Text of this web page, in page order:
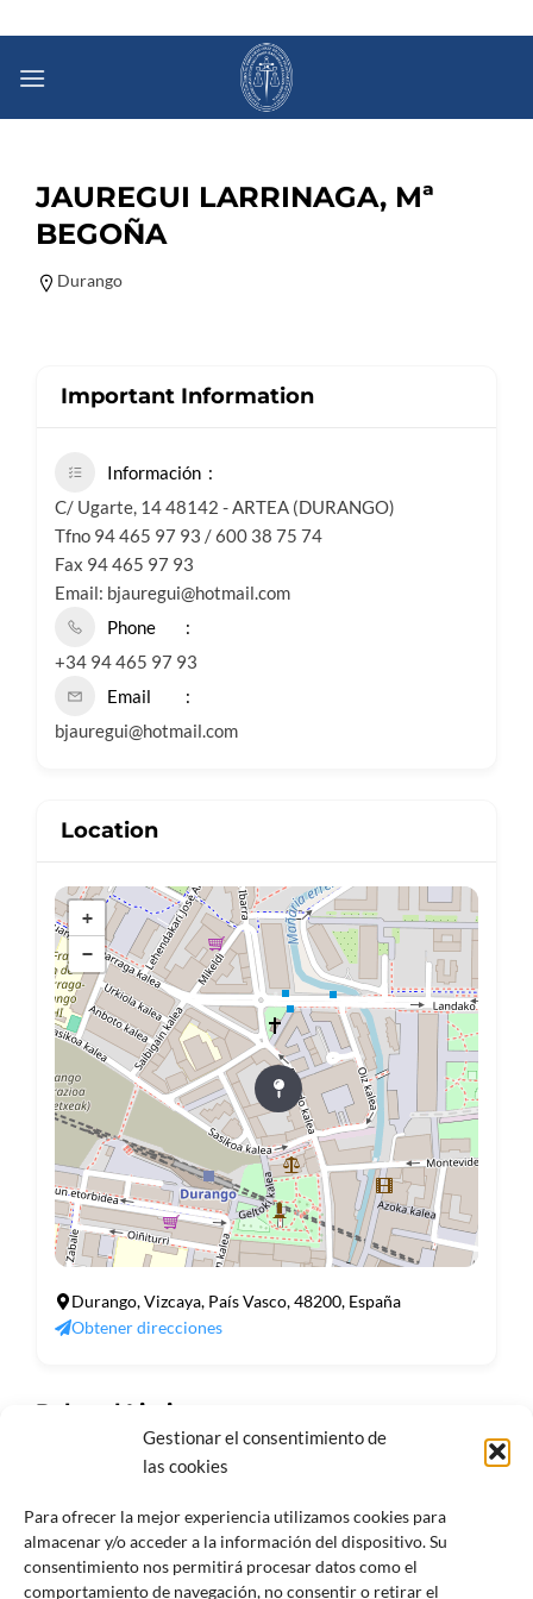
Gestionar el consentimiento de
las cookies
Para ofrecer la mejor experiencia utilizamos cookies para
almacenar y/o acceder a la información del dispositivo. Su
consentimiento nos permitirá procesar datos como el
comportamiento de navegación, no consentir o retirar el
al
contenido
JAUREGUI LARRINAGA, Mª
BEGOÑA
Durango
Important Information
Información
C/ Ugarte, 14 48142 - ARTEA (DURANGO)
Tfno 94 465 97 93 / 600 38 75 74
Fax 94 465 97 93
Email: bjauregui@hotmail.com
Phone
+34 94 465 97 93
Email
bjauregui@hotmail.com
Location
+
−
Durango, Vizcaya, País Vasco, 48200, España
Obtener direcciones
Related Listings
C/ ARTECALLE, Nº 6 - 1º. 48200 - DURANGO
+34 946 818 598
estherasateguiprocurador@gmail.com